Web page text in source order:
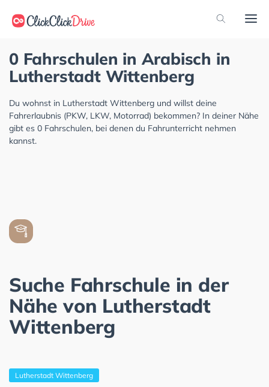
0 Fahrschulen in Arabisch in
Lutherstadt Wittenberg
Du wohnst in Lutherstadt Wittenberg und willst deine
Fahrerlaubnis (PKW, LKW, Motorrad) bekommen? In deiner Nähe
gibt es 0 Fahrschulen, bei denen du Fahrunterricht nehmen
kannst.
Suche Fahrschule in der
Nähe von Lutherstadt
Wittenberg
Lutherstadt Wittenberg